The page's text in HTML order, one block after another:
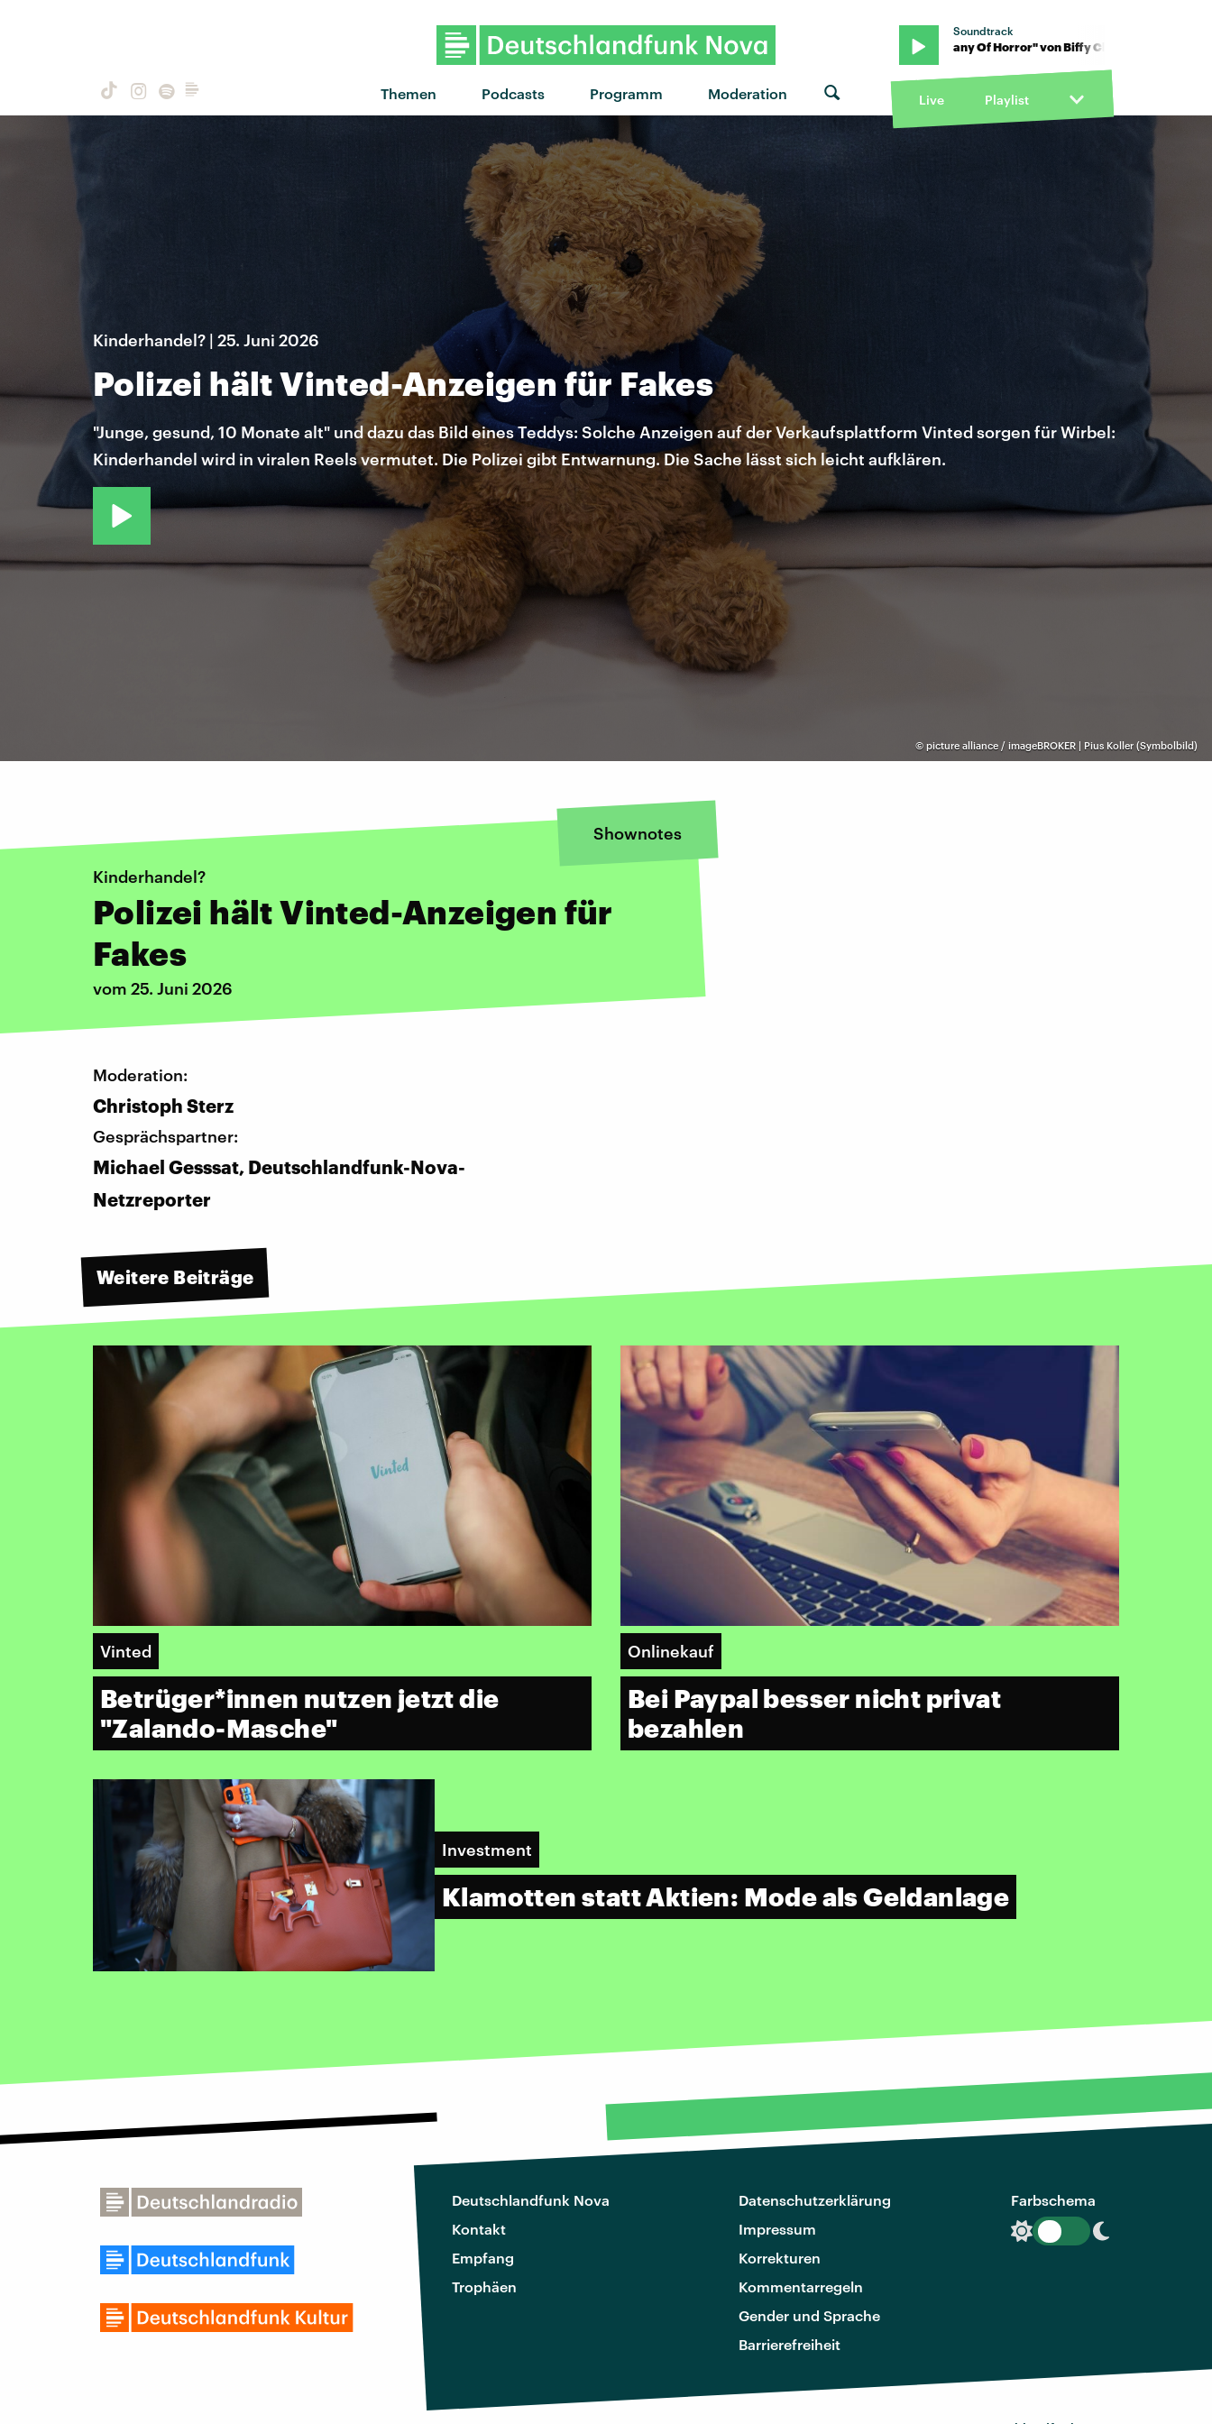
Themen Podcasts Programm Moderation
Soundtrack
"Many Of Horror" von Biffy Clyro · "Many Of Horror" von Biffy Clyro · "Many Of Horror" von
Live Playlist
© picture alliance / imageBROKER | Pius Koller (Symbolbild)
Kinderhandel? | 25. Juni 2026
Polizei hält Vinted-Anzeigen für Fakes
"Junge, gesund, 10 Monate alt" und dazu das Bild eines Teddys: Solche Anzeigen auf der Verkaufsplattform Vinted sorgen für Wirbel:
Kinderhandel wird in viralen Reels vermutet. Die Polizei gibt Entwarnung. Die Sache lässt sich leicht aufklären.
Shownotes
Kinderhandel?
Polizei hält Vinted-Anzeigen für
Fakes
vom 25. Juni 2026
Moderation:
Christoph Sterz
Gesprächspartner:
Michael Gesssat, Deutschlandfunk-Nova-
Netzreporter
Weitere Beiträge
Vinted
Betrüger*innen nutzen jetzt die
"Zalando-Masche"
Onlinekauf
Bei Paypal besser nicht privat
bezahlen
Investment
Klamotten statt Aktien: Mode als Geldanlage
Deutschlandfunk Nova
Kontakt
Empfang
Trophäen
Datenschutzerklärung
Impressum
Korrekturen
Kommentarregeln
Gender und Sprache
Barrierefreiheit
Farbschema